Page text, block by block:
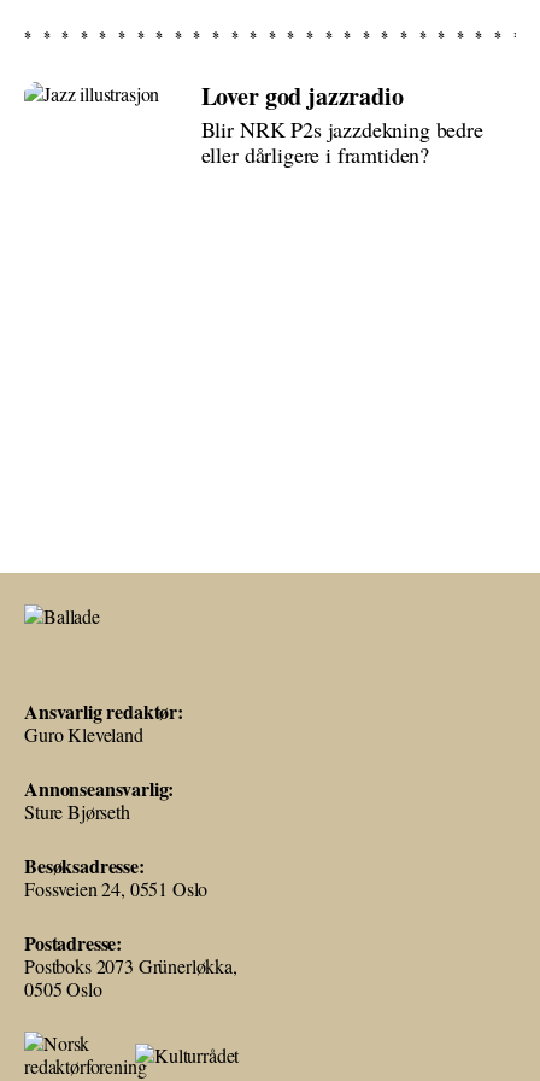
Lover god jazzradio
Blir NRK P2s jazzdekning bedre
eller dårligere i framtiden?
Ansvarlig redaktør:
Guro Kleveland
Annonseansvarlig:
Sture Bjørseth
Besøksadresse:
Fossveien 24, 0551 Oslo
Postadresse:
Postboks 2073 Grünerløkka,
0505 Oslo